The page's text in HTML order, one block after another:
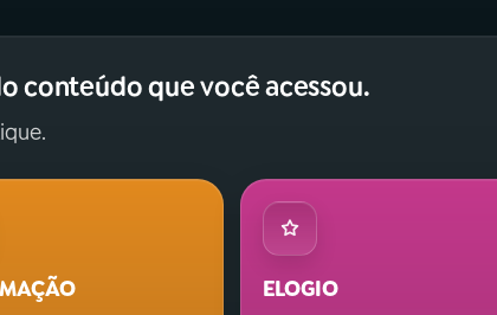
conteúdo que você acessou.
ELOGIO